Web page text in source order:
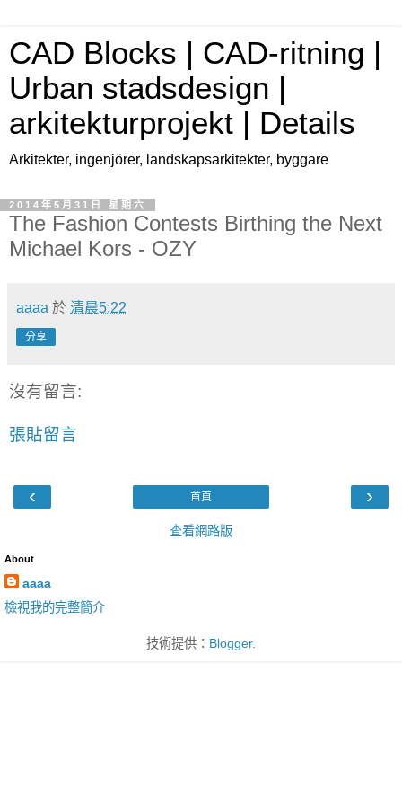
CAD Blocks | CAD-ritning |
Urban stadsdesign |
arkitekturprojekt | Details
Arkitekter, ingenjörer, landskapsarkitekter, byggare
2014年5月31日 星期六
The Fashion Contests Birthing the Next
Michael Kors - OZY
aaaa 於 清晨5:22
分享
沒有留言:
張貼留言
‹ ›
首頁
查看網路版
About
aaaa
檢視我的完整簡介
技術提供： Blogger.